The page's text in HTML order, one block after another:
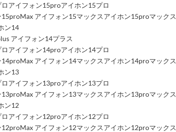
アイフォン15proアイホン15プロ
アイフォン15マックスアイホン15proマックス
ン14
アイフォン14プラス
アイフォン14proアイホン14プロ
アイフォン14マックスアイホン14proマックス
ン13
アイフォン13proアイホン13プロ
アイフォン13マックスアイホン13proマックス
ン12
アイフォン12proアイホン12プロ
アイフォン12マックスアイホン12proマックス